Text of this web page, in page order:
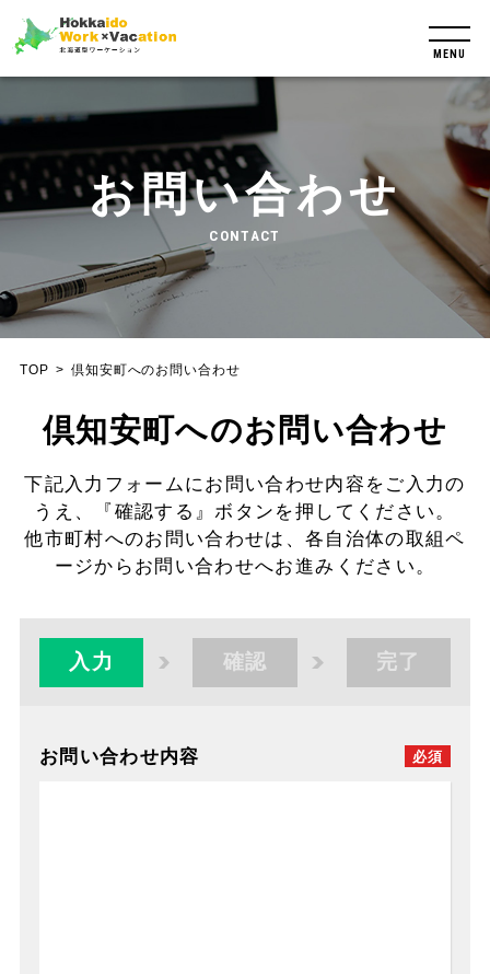
MENU
お問い合わせ
CONTACT
TOP 倶知安町へのお問い合わせ
倶知安町へのお問い合わせ
下記入力フォームにお問い合わせ内容をご入力の
うえ、『確認する』ボタンを押してください。
他市町村へのお問い合わせは、各自治体の取組ペ
ージからお問い合わせへお進みください。
入力 確認 完了
お問い合わせ内容 必須